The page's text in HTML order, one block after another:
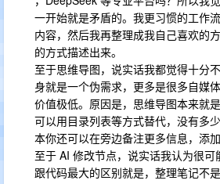
一开始就是矛盾的。我更习惯的工作
内容，然后我再整理成我自己喜欢的
的方式描述出来。
至于思维导图，说实话我都觉得十分
身就是一个伪需求，更多是很多自媒
价值极低。原因是，思维导图本来就
可以用目录列表等方式替代，没有多
本你还可以在旁边备注更多信息，添
至于 AI 修改节点，说实话我认为很
跟代码最大的区别就是，整理笔记不